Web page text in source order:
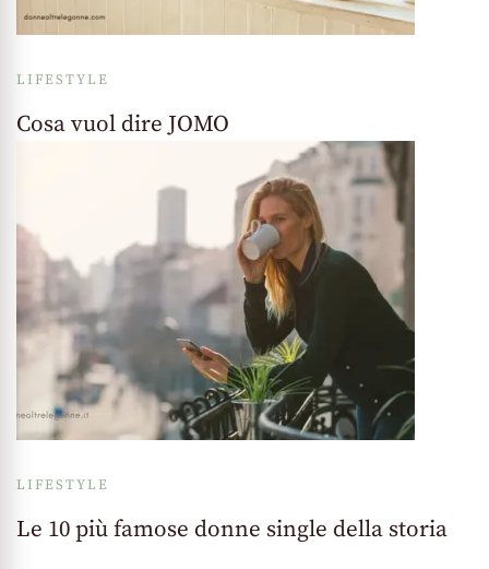
LIFESTYLE
Cosa vuol dire JOMO
LIFESTYLE
Le 10 più famose donne single della storia